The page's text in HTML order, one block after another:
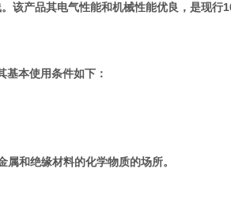
该产品其电气性能和机械性能优良，是现行
本使用条件如下：
和绝缘材料的化学物质的场所。